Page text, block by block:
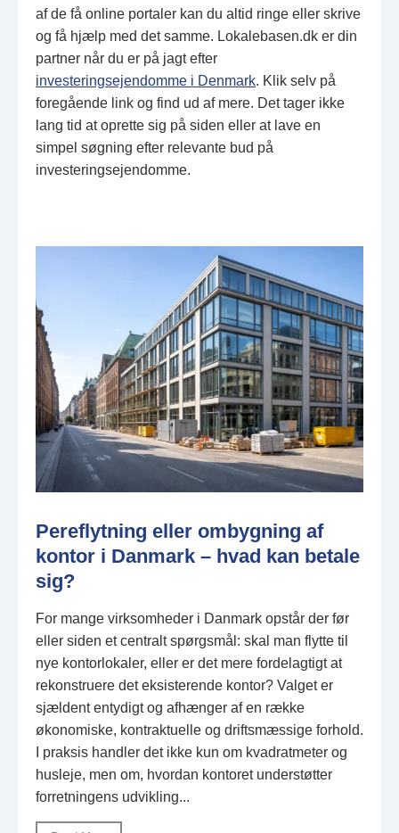
af de få online portaler kan du altid ringe eller skrive
og få hjælp med det samme. Lokalebasen.dk er din
partner når du er på jagt efter
investeringsejendomme i Denmark. Klik selv på
foregående link og find ud af mere. Det tager ikke
lang tid at oprette sig på siden eller at lave en
simpel søgning efter relevante bud på
investeringsejendomme.
Pereflytning eller ombygning af
kontor i Danmark – hvad kan betale
sig?
For mange virksomheder i Danmark opstår der før
eller siden et centralt spørgsmål: skal man flytte til
nye kontorlokaler, eller er det mere fordelagtigt at
rekonstruere det eksisterende kontor? Valget er
sjældent entydigt og afhænger af en række
økonomiske, kontraktuelle og driftsmæssige forhold.
I praksis handler det ikke kun om kvadratmeter og
husleje, men om, hvordan kontoret understøtter
forretningens udvikling...